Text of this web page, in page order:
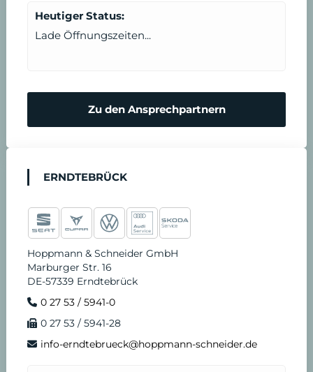
Heutiger Status:
Lade Öffnungszeiten...
Zu den Ansprechpartnern
ERNDTEBRÜCK
Hoppmann & Schneider GmbH
Marburger Str. 16
DE-57339 Erndtebrück
0 27 53 / 5941-0
0 27 53 / 5941-28
info-erndtebrueck@hoppmann-schneider.de